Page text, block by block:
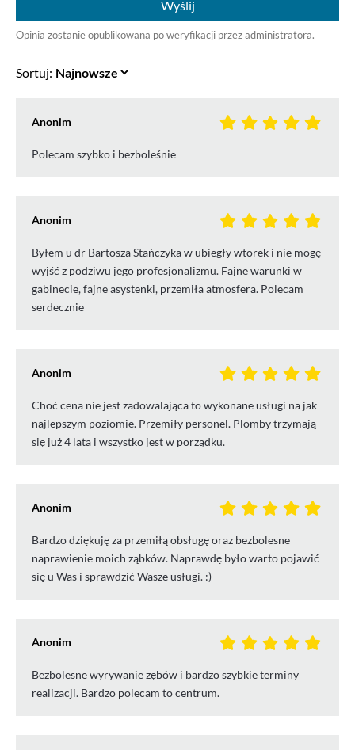
Wyślij
Opinia zostanie opublikowana po weryfikacji przez administratora.
Sortuj:
Anonim
Polecam szybko i bezboleśnie
Anonim
Byłem u dr Bartosza Stańczyka w ubiegły wtorek i nie mogę
wyjść z podziwu jego profesjonalizmu. Fajne warunki w
gabinecie, fajne asystenki, przemiła atmosfera. Polecam
serdecznie
Anonim
Choć cena nie jest zadowalająca to wykonane usługi na jak
najlepszym poziomie. Przemiły personel. Plomby trzymają
się już 4 lata i wszystko jest w porządku.
Anonim
Bardzo dziękuję za przemiłą obsługę oraz bezbolesne
naprawienie moich ząbków. Naprawdę było warto pojawić
się u Was i sprawdzić Wasze usługi. :)
Anonim
Bezbolesne wyrywanie zębów i bardzo szybkie terminy
realizacji. Bardzo polecam to centrum.